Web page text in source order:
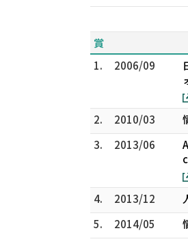
賞
1.
2006/09
2. 2010/03
3.
2013/06
4. 2013/12
5.
2014/05